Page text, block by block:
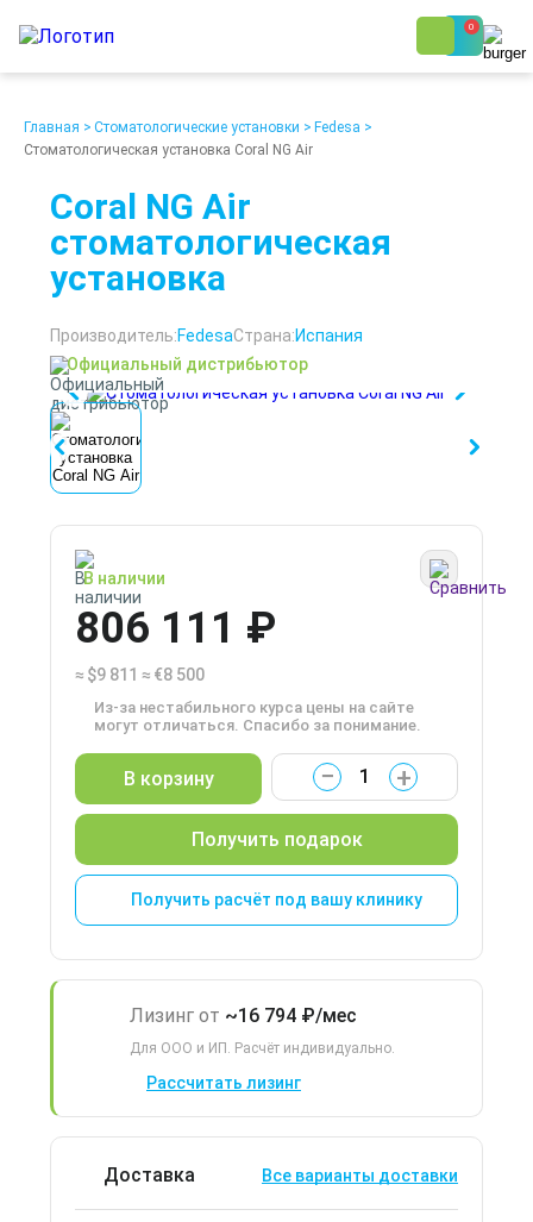
0
Ежедневно с 9:00 до 19:00
О компании
Кредит/Лизинг
Проект клиники
Наши клиенты
Контакты
Главная > Стоматологические установки > Fedesa >
Стоматологическая установка Coral NG Air
Coral NG Air
стоматологическая
установка
Производитель:FedesaСтрана:Испания
Официальный дистрибьютор
В наличии
806 111 ₽
≈ $9 811 ≈ €8 500
Из-за нестабильного курса цены на сайте
могут отличаться. Спасибо за понимание.
В корзину − +
Получить подарок
Получить расчёт под вашу клинику
Лизинг от ~16 794 ₽/мес
Для ООО и ИП. Расчёт индивидуально.
Рассчитать лизинг
Доставка Все варианты доставки